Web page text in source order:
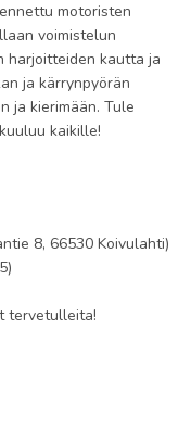
motoristen
voimistelun
harjoitteiden kautta ja
ja kärrynpyörän
ja kierimään. Tule
kaikille!
8, 66530 Koivulahti)
tervetulleita!